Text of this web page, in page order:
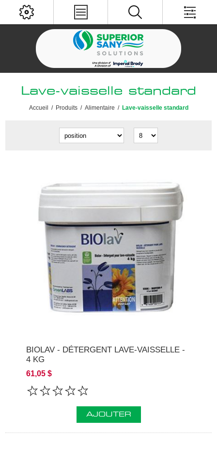
Lave-vaisselle standard
Accueil / Produits / Alimentaire / Lave-vaisselle standard
BIOLAV - DÉTERGENT LAVE-VAISSELLE -
4 KG
61,05 $
AJOUTER